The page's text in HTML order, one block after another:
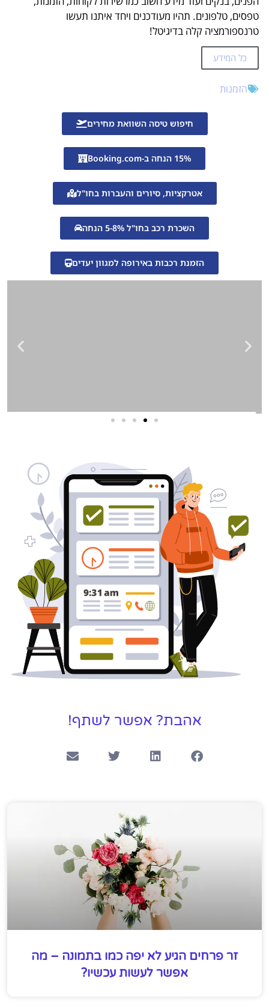
טפסים, טלפונים. תהיו מעודכנים ויחד איתנו תעשו
טרנספורמציה קלה בדיגיטל!
כל המידע
הזמנות
חיפוש טיסה השוואת מחירים
15% הנחה ב-Booking.com
אטרקציות, סיורים והעברות בחו"ל
השכרת רכב בחו"ל 5-8% הנחה
הזמנת רכבות באירופה למגוון יעדים
בעל/ת עסק? סוכנות ניהול מוניטין
לקידום, שיווק ופרסום באינטרנט
כאן עבורך!
לפרטים
אהבת? אפשר לשתף!
זר פרחים הגיע לא יפה כמו בתמונה – מה
אפשר לעשות עכשיו?